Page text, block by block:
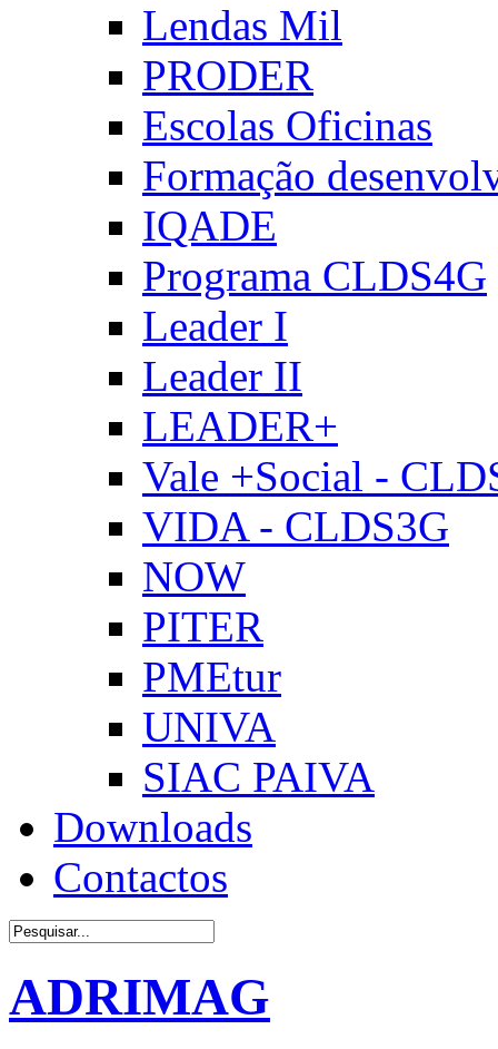
Lendas Mil
PRODER
Escolas Oficinas
Formação
IQADE
Programa CLDS4G
Leader I
Leader II
LEADER+
Vale +Social -
VIDA - CLDS3G
NOW
PITER
PMEtur
UNIVA
SIAC PAIVA
Downloads
Contactos
ADRIMAG